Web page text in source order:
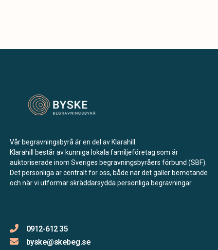
184 30 Åkersberga
Hallsénius Begravningsbyrå Nacka
131 54 Nacka
Hallsénius Begravningsbyrå Haninge
Haninge
Åbyplan 1,
Hallsénius Begravningsbyrå Tyresö
Tyresö
Myggdalsvägen 8,
135 43 Tyresö
Vår begravningsbyrå är en del av Klarahill.
Klarahill består av kunniga lokala familjeföretag som är
auktoriserade inom Sveriges begravningsbyråers förbund (SBF).
Det personliga är centralt för oss, både när det gäller bemötande
och när vi utformar skräddarsydda personliga begravningar.
0912-612 35
byske@skebeg.se